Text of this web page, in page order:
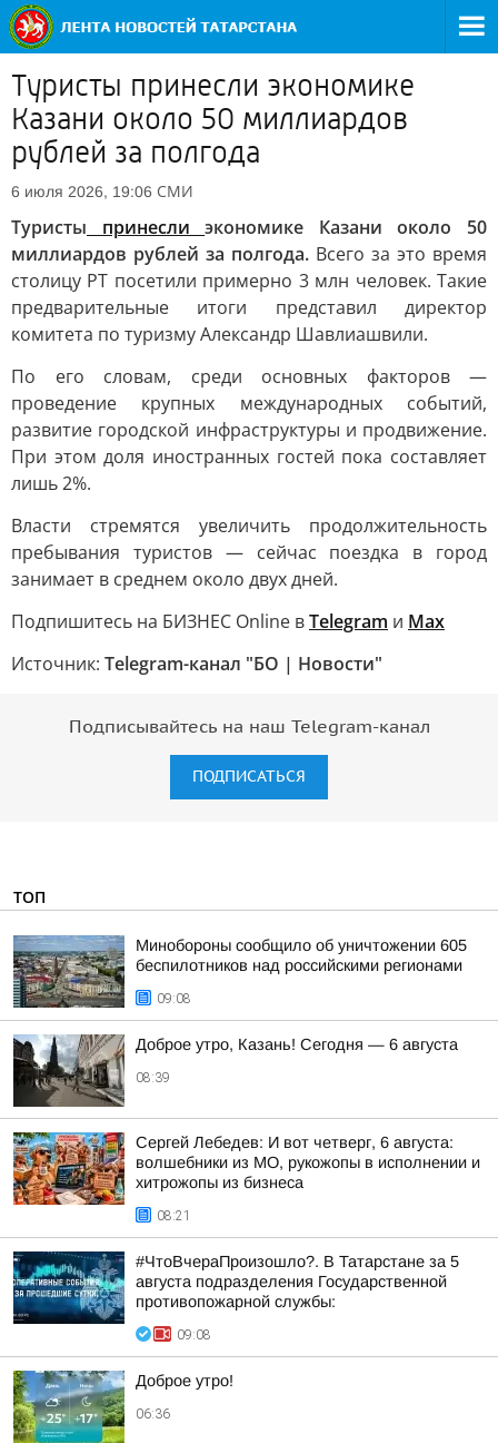
Туристы принесли экономике
Казани около 50 миллиардов
рублей за полгода
6 июля 2026, 19:06 СМИ
Туристы принеслиэкономике Казани около 50
миллиардов рублей за полгода. Всего за это время
столицу РТ посетили примерно 3 млн человек. Такие
предварительные итоги представил директор
комитета по туризму Александр Шавлиашвили.
По его словам, среди основных факторов —
проведение крупных международных событий,
развитие городской инфраструктуры и продвижение.
При этом доля иностранных гостей пока составляет
лишь 2%.
Власти стремятся увеличить продолжительность
пребывания туристов — сейчас поездка в город
занимает в среднем около двух дней.
Подпишитесь на БИЗНЕС Online вTelegram и Max
Источник: Telegram-канал "БО | Новости"
Подписывайтесь на наш Telegram-канал
ПОДПИСАТЬСЯ
ТОП
Минобороны сообщило об уничтожении 605
беспилотников над российскими регионами
09:08
Доброе утро, Казань! Сегодня — 6 августа
08:39
Сергей Лебедев: И вот четверг, 6 августа:
волшебники из МО, рукожопы в исполнении и
хитрожопы из бизнеса
08:21
#ЧтоВчераПроизошло?. В Татарстане за 5
августа подразделения Государственной
противопожарной службы:
09:08
Доброе утро!
06:36